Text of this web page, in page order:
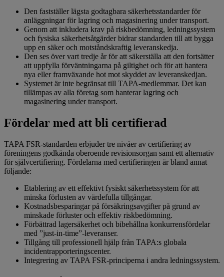
Den fastställer lägsta godtagbara säkerhetsstandarder för
anläggningar för lagring och magasinering under transport.
Genom att inkludera krav på riskbedömning, ledningssystem
och fysiska säkerhetsåtgärder bidrar standarden till att bygga
upp en säker och motståndskraftig leveranskedja.
Den ses över vart tredje år för att säkerställa att den fortsätter
att uppfylla förväntningarna på giltighet och för att hantera
nya eller framväxande hot mot skyddet av leveranskedjan.
Systemet är inte begränsat till TAPA-medlemmar. Det kan
tillämpas av alla företag som hanterar lagring och
magasinering under transport.
Fördelar med att bli certifierad
TAPA FSR-standarden erbjuder tre nivåer av certifiering av
föreningens godkända oberoende revisionsorgan samt ett alternativ
för självcertifiering. Fördelarna med certifieringen är bland annat
följande:
Etablering av ett effektivt fysiskt säkerhetssystem för att
minska förlusten av värdefulla tillgångar.
Kostnadsbesparingar på försäkringsavgifter på grund av
minskade förluster och effektiv riskbedömning.
Förbättrad lagersäkerhet och bibehållna konkurrensfördelar
med ”just-in-time”-leveranser.
Tillgång till professionell hjälp från TAPA:s globala
incidentrapporteringscenter.
Integrering av TAPA FSR-principerna i andra ledningssystem.